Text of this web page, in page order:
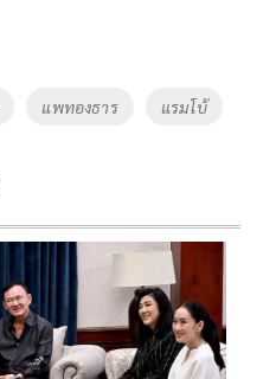
แพทองธาร แรมโบ้